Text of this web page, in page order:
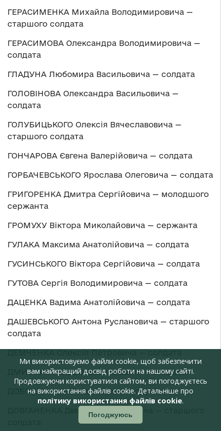
ГЕРАСИМЕНКА Михайла Володимировича —
старшого солдата
ГЕРАСИМОВА Олександра Володимировича —
солдата
ГЛАДУНА Любомира Васильовича — солдата
ГОЛОВІНОВА Олександра Васильовича —
солдата
ГОЛУБИЦЬКОГО Олексія Вячеславовича —
старшого солдата
ГОНЧАРОВА Євгена Валерійовича — солдата
ГОРБАЧЕВСЬКОГО Ярослава Олеговича — солдата
ГРИГОРЕНКА Дмитра Сергійовича — молодшого
сержанта
ГРОМУХУ Віктора Миколайовича — сержанта
ГУЛАКА Максима Анатолійовича — солдата
ГУСИНСЬКОГО Віктора Сергійовича — солдата
ГУТОВА Сергія Володимировича — солдата
ДАЦЕНКА Вадима Анатолійовича — солдата
ДАШЕВСЬКОГО Антона Руслановича — старшого
солдата
ДМИТРУКА Андрія Васильовича — солдата
ДОБОША Ігоря Богдановича — сержанта
ДОВГАНЕНКА Дмитра Леонідовича — старшого
Ми використовуємо файли cookie, щоб забезпечити
вам найкращий досвід роботи на нашому сайті.
Продовжуючи користуватися сайтом, ви погоджуєтесь
на використання файлів cookie. Детальніше про
політику використання файлів cookie.
Погоджуюсь